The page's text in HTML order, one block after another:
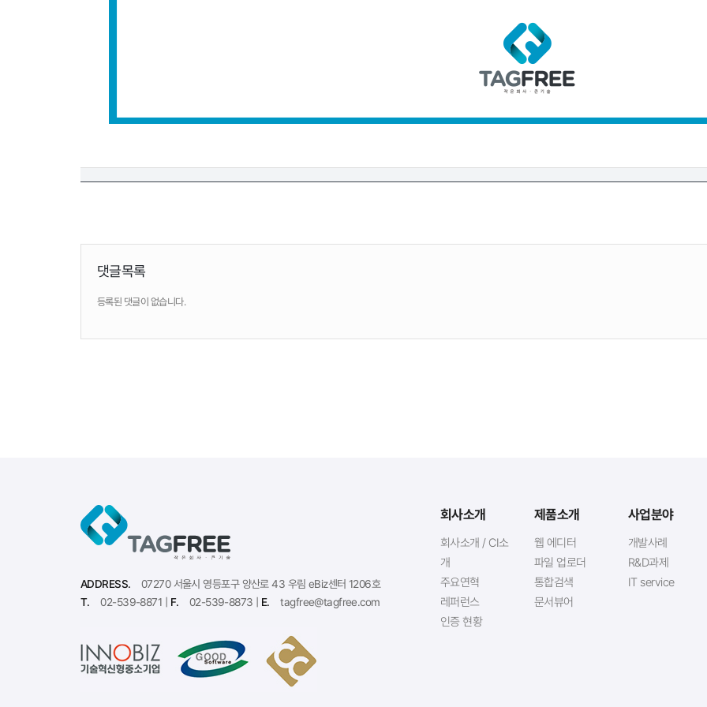
댓글목록
등록된 댓글이 없습니다.
ADDRESS.
07270 서울시 영등포구 양산로 43 우림 eBiz센터 1206호
T.
02-539-8871 | F. 02-539-8873 | E. tagfree@tagfree.com
회사소개
회사소개 / CI소
개
주요연혁
레퍼런스
인증 현황
제품소개
웹 에디터
파일 업로더
통합검색
문서뷰어
사업분야
개발사례
R&D과제
IT service